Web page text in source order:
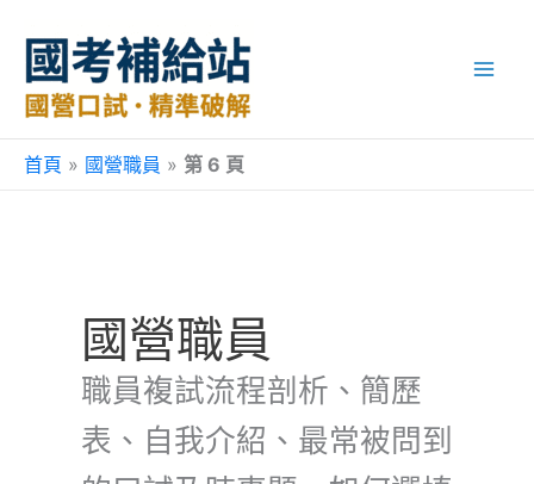
內
首頁 » 國營職員 » 第 6 頁
國營職員
職員複試流程剖析、簡歷
表、自我介紹、最常被問到